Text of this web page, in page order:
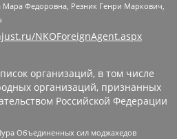
Федоровна, Резник Генри Маркович,
NKOForeignAgent.aspx
организаций, в том числе
организаций, признанных
Российской Федерации
Объединенных сил моджахедов